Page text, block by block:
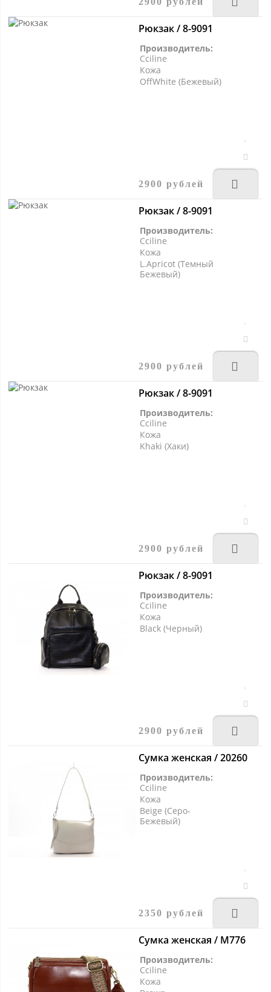
Рюкзак / 8-9091
Производитель:
Cciline
Кожа
OffWhite (Бежевый)
2900 рублей
Рюкзак / 8-9091
Производитель:
Cciline
Кожа
L.Apricot (Темный
Бежевый)
2900 рублей
Рюкзак / 8-9091
Производитель:
Cciline
Кожа
Khaki (Хаки)
2900 рублей
Рюкзак / 8-9091
Производитель:
Cciline
Кожа
Black (Черный)
2900 рублей
Сумка женская / 20260
Производитель:
Cciline
Кожа
Beige (Серо-
Бежевый)
2350 рублей
Сумка женская / M776
Производитель:
Cciline
Кожа